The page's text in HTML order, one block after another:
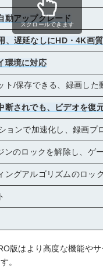
動アップグレード
遅延なしにHD・4K画
環境に対応
ト/保存できる、録画した
断されでも、ビデオを復
ョンで加速化し、録画プ
ンのロックを解除し、ゲ
ングアルゴリズムのロッ
スクロールできます
版はより高度な機能や
。